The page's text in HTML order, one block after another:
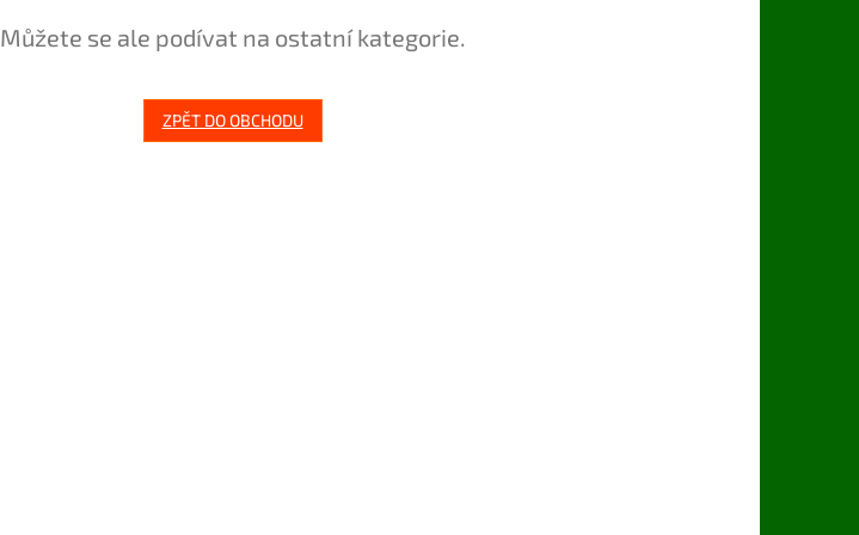
Můžete se ale podívat na ostatní kategorie.
ZPĚT DO OBCHODU